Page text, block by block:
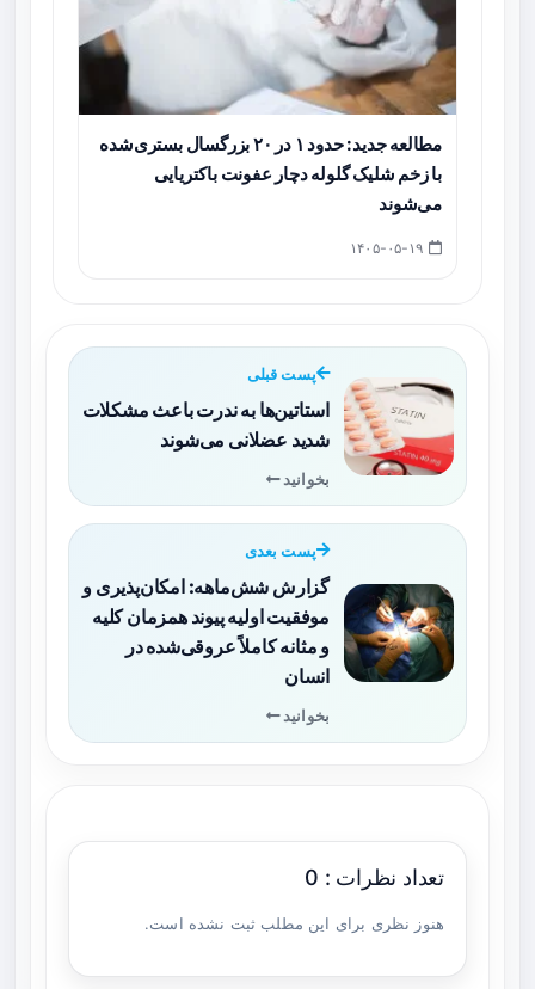
مطالعه جدید: حدود ۱ در ۲۰ بزرگسال بستری‌شده
با زخم شلیک گلوله دچار عفونت باکتریایی
می‌شوند
پست قبلی
استاتین‌ها به ندرت باعث مشکلات
شدید عضلانی می‌شوند
بخوانید
پست بعدی
گزارش شش‌ماهه: امکان‌پذیری و
موفقیت اولیه پیوند همزمان کلیه
و مثانه کاملاً عروقی‌شده در
انسان
بخوانید
تعداد نظرات : 0
هنوز نظری برای این مطلب ثبت نشده است.